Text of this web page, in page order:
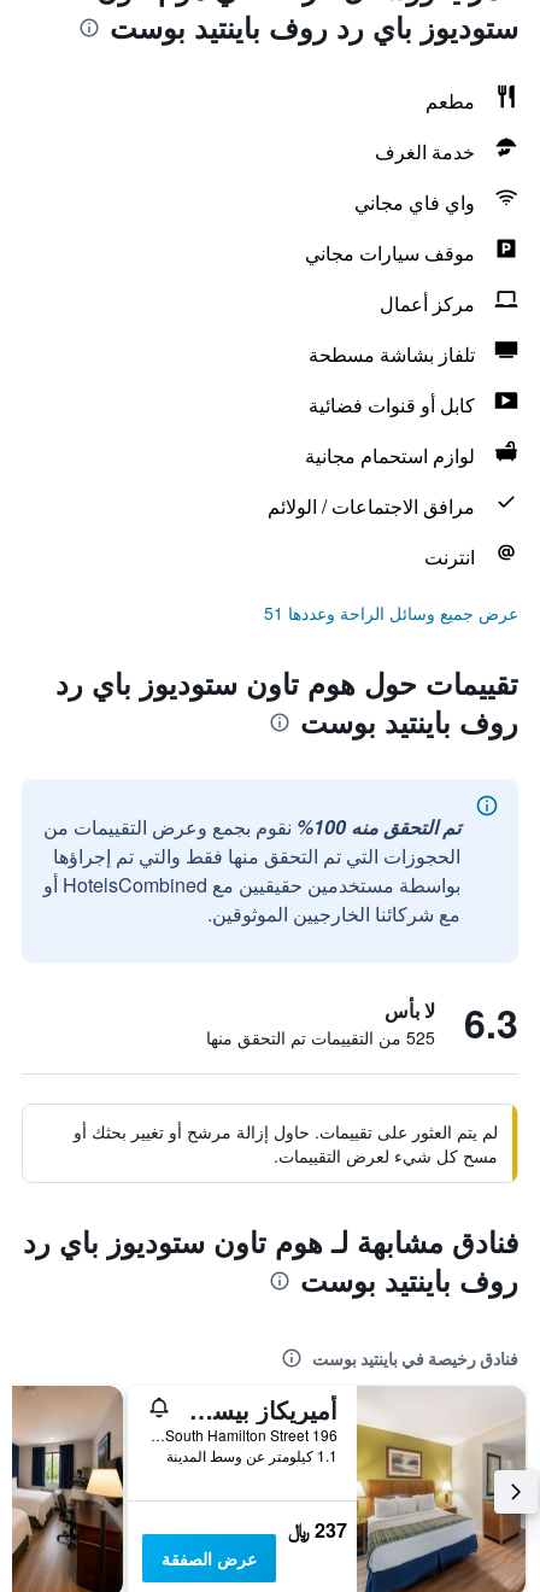
ستوديوز باي رد روف باينتيد بوست
مطعم
خدمة الغرف
واي فاي مجاني
موقف سيارات مجاني
مركز أعمال
تلفاز بشاشة مسطحة
كابل أو قنوات فضائية
لوازم استحمام مجانية
مرافق الاجتماعات / الولائم
انترنت
عرض جميع وسائل الراحة وعددها 51
تقييمات حول هوم تاون ستوديوز باي رد
روف باينتيد بوست
تم التحقق منه 100%
نقوم بجمع وعرض التقييمات من
الحجوزات التي تم التحقق منها فقط والتي تم إجراؤها
بواسطة مستخدمين حقيقيين مع HotelsCombined أو
مع شركائنا الخارجيين الموثوقين.
6.3 لا بأس
525 من التقييمات تم التحقق منها
لم يتم العثور على تقييمات. حاول إزالة مرشح أو تغيير بحثك أو
مسح كل شيء لعرض التقييمات.
فنادق مشابهة لـ هوم تاون ستوديوز باي رد
روف باينتيد بوست
فنادق رخيصة في باينتيد بوست
أميريكاز بيست فاليو إن بينتيد بوست
196 South Hamilton Street, باينتيد بوست, NY, الولايات المتحدة الأميريكية
1.1 كيلومتر عن وسط المدينة
237 ﷼
عرض الصفقة